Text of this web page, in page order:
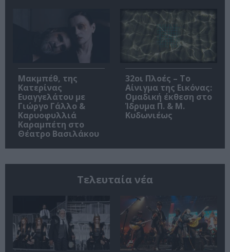
Μακμπέθ, της
Κατερίνας
Ευαγγελάτου με
Γιώργο Γάλλο &
Καρυοφυλλιά
Καραμπέτη στο
Θέατρο Βασιλάκου
32οι Πλοές – Το
Αίνιγμα της Εικόνας:
Ομαδική έκθεση στο
Ίδρυμα Π. & Μ.
Κυδωνιέως
Τελευταία νέα